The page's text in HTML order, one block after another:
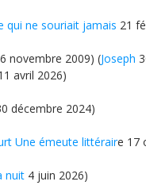
qui ne souriait jamais 21
novembre 2009) (Joseph
avril 2026)
décembre 2024)
Une émeute littéraire 17
nuit 4 juin 2026)